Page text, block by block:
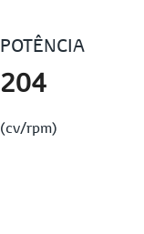
POTÊNCIA
204
(cv/rpm)